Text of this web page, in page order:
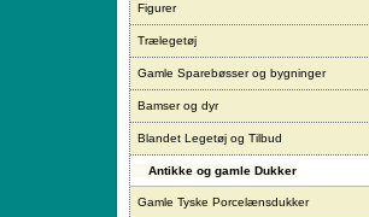
Figurer
Trælegetøj
Gamle Sparebøsser og bygninger
Bamser og dyr
Blandet Legetøj og Tilbud
Antikke og gamle Dukker
Gamle Tyske Porcelænsdukker